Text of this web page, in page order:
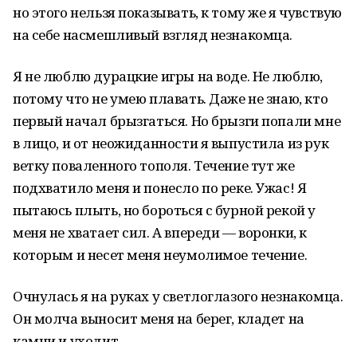
но этого нельзя показывать, к тому же я чувствую
на себе насмешливый взгляд незнакомца.
Я не люблю дурацкие игры на воде. Не люблю,
потому что не умею плавать. Даже не знаю, кто
первый начал брызгаться. Но брызги попали мне
в лицо, и от неожиданности я выпустила из рук
ветку поваленного тополя. Течение тут же
подхватило меня и понесло по реке. Ужас! Я
пытаюсь плыть, но бороться с бурной рекой у
меня не хватает сил. А впереди — воронки, к
которым и несет меня неумолимое течение.
Очнулась я на руках у светлоглазого незнакомца.
Он молча выносит меня на берег, кладет на